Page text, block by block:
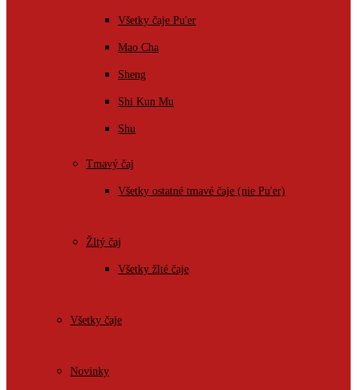
Všetky čaje Pu'er
Mao Cha
Sheng
Shi Kun Mu
Shu
Tmavý čaj
Všetky ostatné tmavé čaje (nie Pu'er)
Žltý čaj
Všetky žlté čaje
Všetky čaje
Novinky